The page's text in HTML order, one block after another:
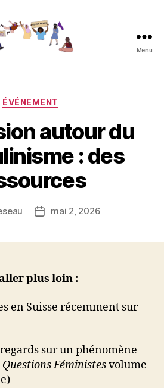
féminicides
Menu
Catégories
ÉVÉNEMENT
autour du
: des
Datemai 2, 2026
plus loin :
en Suisse récemment sur
sur un phénomène
Féministesvolume